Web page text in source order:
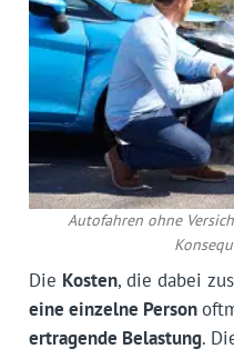
Autofahren ohne
Die Kosten, die dabei
eine einzelne Person
ertragende Belastung.